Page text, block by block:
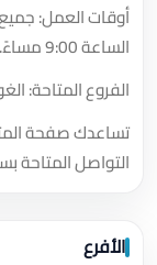
الساعة 9:00 مساءً.
الفروع المتاحة:
تساعدك صفحة
التواصل المتاحة
الأفرع